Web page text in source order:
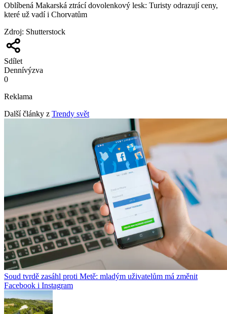
Oblíbená Makarská ztrácí dovolenkový lesk: Turisty odrazují ceny,
které už vadí i Chorvatům
Zdroj: Shutterstock
Sdílet
Dennívýzva
0
Reklama
Další články z Trendy svět
Soud tvrdě zasáhl proti Metě: mladým uživatelům má změnit
Facebook i Instagram